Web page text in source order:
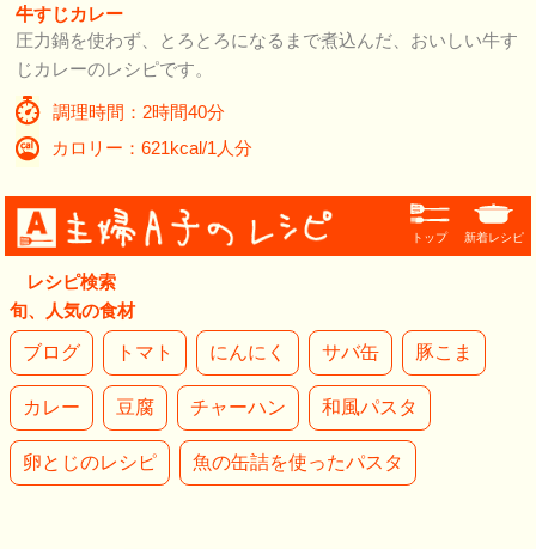
牛すじカレー
圧力鍋を使わず、とろとろになるまで煮込んだ、おいしい牛す
じカレーのレシピです。
調理時間：2時間40分
カロリー：621kcal/1人分
新着レシピ
トップ
レシピ検索
旬、人気の食材
ブログ トマト にんにく サバ缶 豚こま
カレー 豆腐 チャーハン 和風パスタ
卵とじのレシピ 魚の缶詰を使ったパスタ